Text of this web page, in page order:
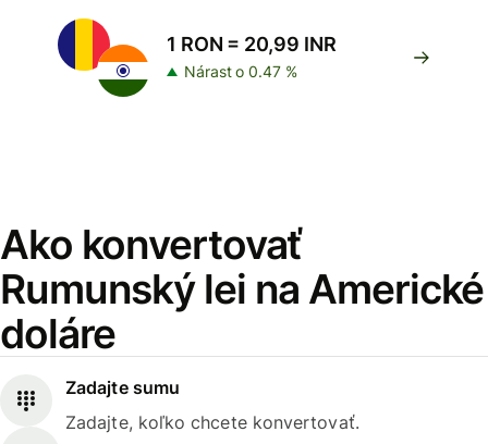
1 RON = 20,99 INR
Nárast o 0.47 %
Ako konvertovať
Rumunský lei na Americké
doláre
Zadajte sumu
Zadajte, koľko chcete konvertovať.